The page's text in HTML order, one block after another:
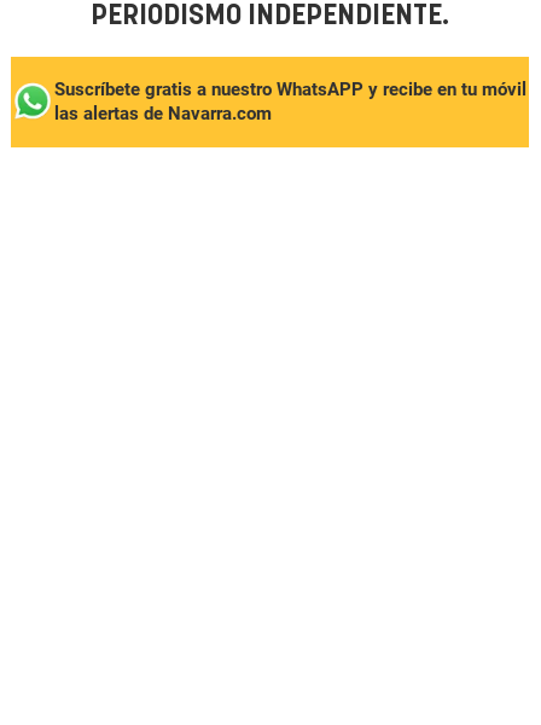
PERIODISMO INDEPENDIENTE.
Suscríbete gratis a nuestro WhatsAPP y recibe en tu móvil
las alertas de Navarra.com